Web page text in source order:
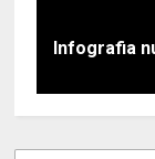
Infografia